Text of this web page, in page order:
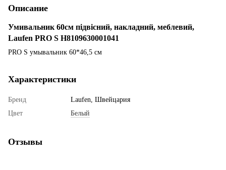
Описание
Умивальник 60см підвісний, накладний, меблевий,
Laufen PRO S H8109630001041
PRO S умывальник 60*46,5 см
Характеристики
Бренд
Laufen, Швейцария
Цвет
Белый
Отзывы